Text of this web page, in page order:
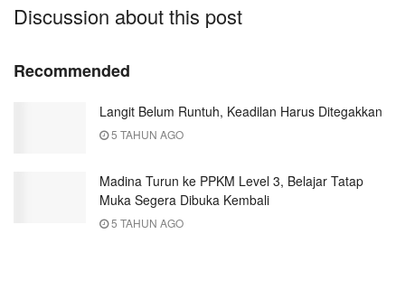
Discussion about this post
Recommended
Langit Belum Runtuh, Keadilan Harus Ditegakkan
5 TAHUN AGO
Madina Turun ke PPKM Level 3, Belajar Tatap
Muka Segera Dibuka Kembali
5 TAHUN AGO